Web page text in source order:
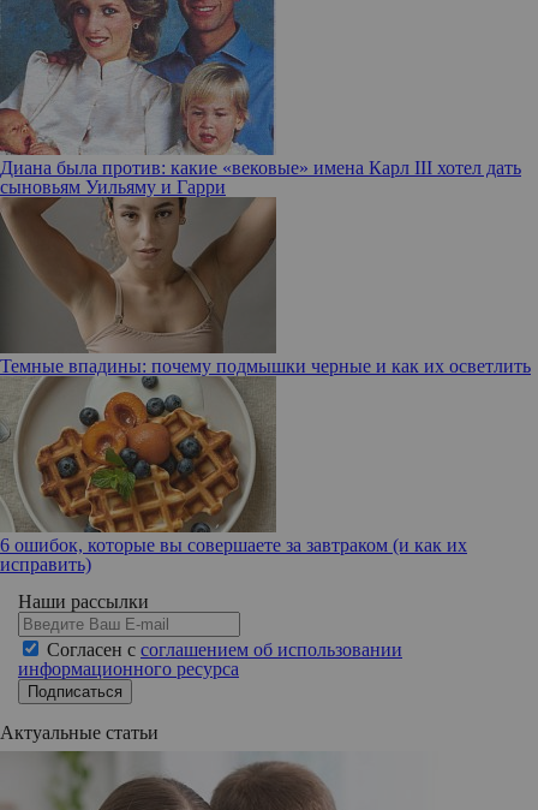
Диана была против: какие «вековые» имена Карл III хотел дать
сыновьям Уильяму и Гарри
Темные впадины: почему подмышки черные и как их осветлить
6 ошибок, которые вы совершаете за завтраком (и как их
исправить)
Наши рассылки
Согласен с соглашением об использовании
информационного ресурса
Подписаться
Актуальные статьи